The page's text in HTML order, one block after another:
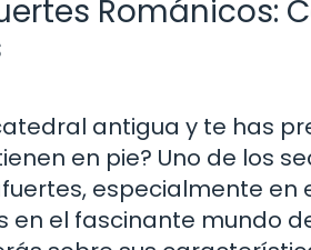
Románicos:
antigua y te has
en pie? Uno de los
especialmente en
en el fascinante mundo